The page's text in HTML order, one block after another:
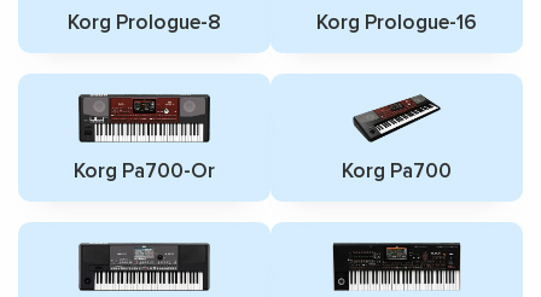
Korg Prologue-8 Korg Prologue-16
Korg Pa700-Or Korg Pa700